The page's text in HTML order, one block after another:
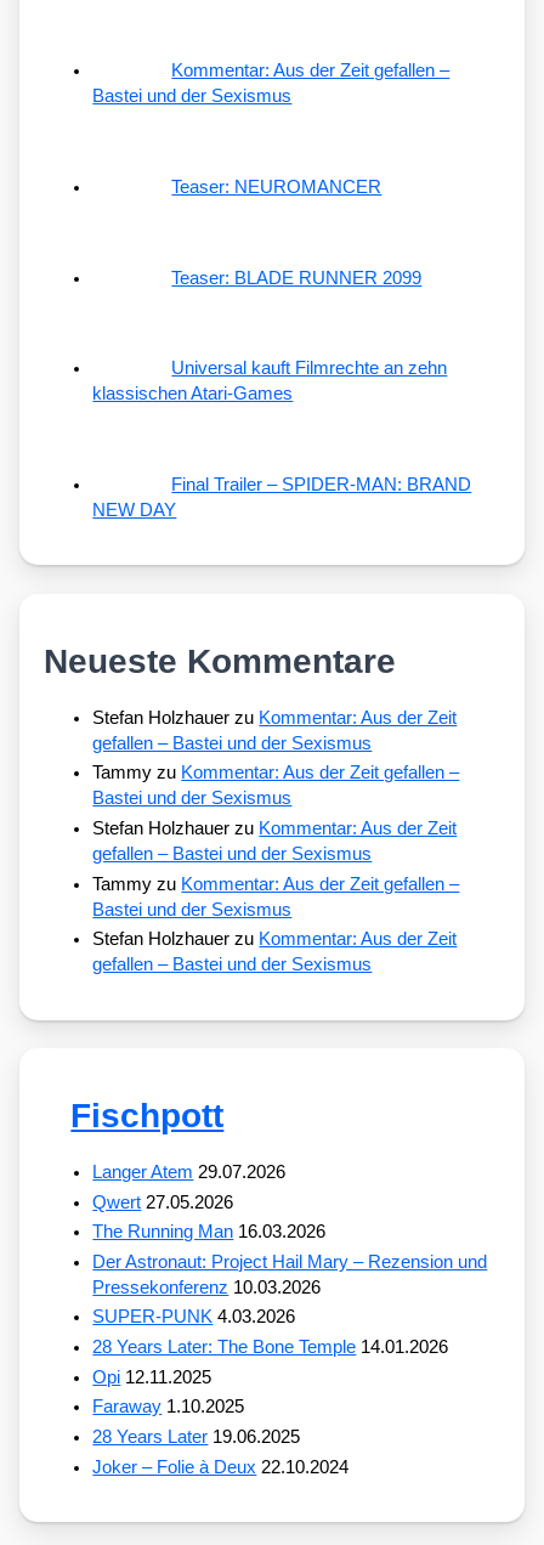
Kommentar: Aus der Zeit gefallen –
Bastei und der Sexismus
Teaser: NEUROMANCER
Teaser: BLADE RUNNER 2099
Universal kauft Filmrechte an zehn
klassischen Atari-Games
Final Trailer – SPIDER-MAN: BRAND
NEW DAY
Neueste Kommentare
Stefan Holzhauer zu Kommentar: Aus der Zeit
gefallen – Bastei und der Sexismus
Tammy zu Kommentar: Aus der Zeit gefallen –
Bastei und der Sexismus
Stefan Holzhauer zu Kommentar: Aus der Zeit
gefallen – Bastei und der Sexismus
Tammy zu Kommentar: Aus der Zeit gefallen –
Bastei und der Sexismus
Stefan Holzhauer zu Kommentar: Aus der Zeit
gefallen – Bastei und der Sexismus
Fischpott
Langer Atem 29.07.2026
Qwert 27.05.2026
The Running Man 16.03.2026
Der Astronaut: Project Hail Mary – Rezension und
Pressekonferenz 10.03.2026
SUPER-PUNK 4.03.2026
28 Years Later: The Bone Temple 14.01.2026
Opi 12.11.2025
Faraway 1.10.2025
28 Years Later 19.06.2025
Joker – Folie à Deux 22.10.2024